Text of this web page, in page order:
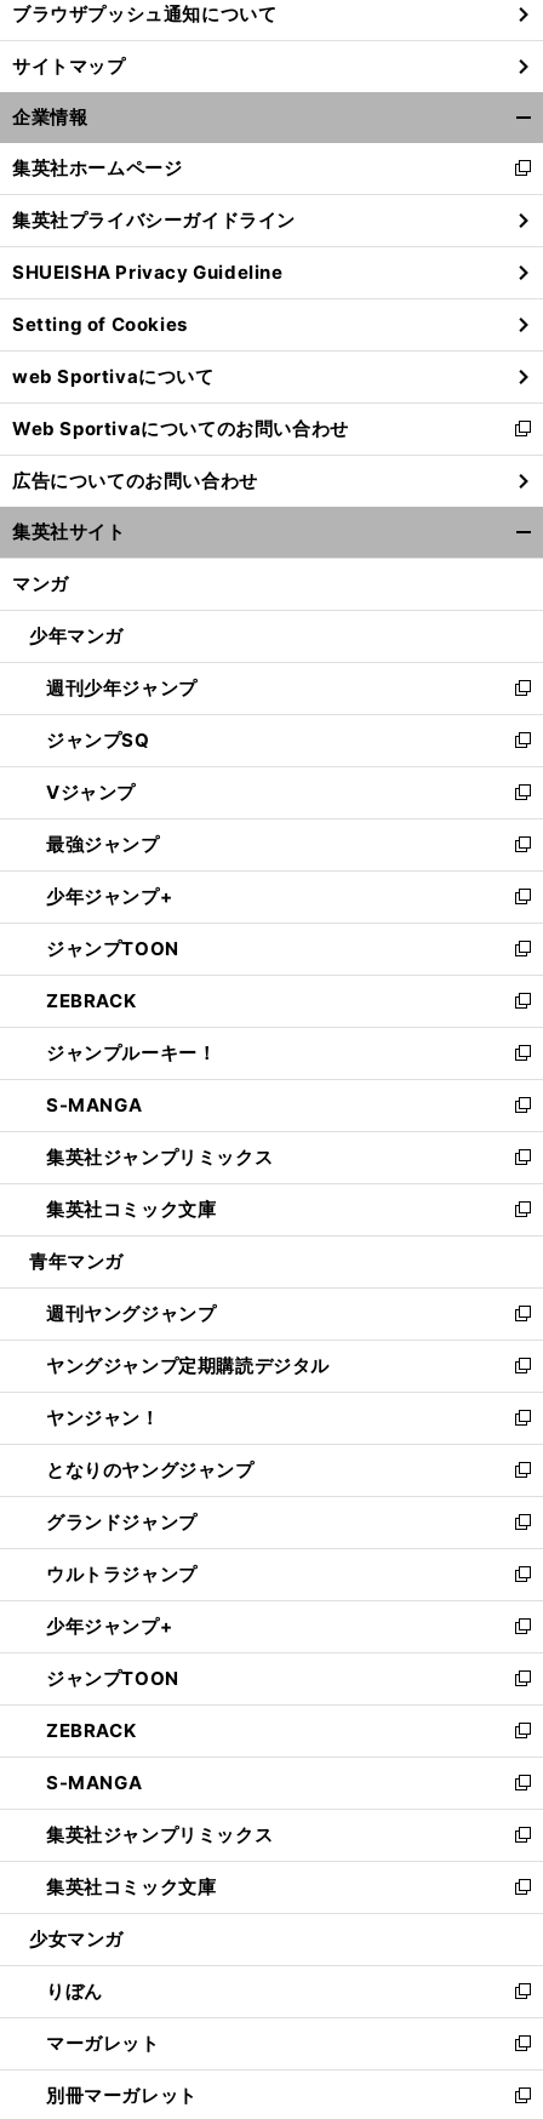
前
へ
ブラウザプッシュ通知について
サイトマップ
企業情報
閉
る
集英社ホームページ
新
し
い
ウ
ィ
ン
ド
ウ
で
開
く
集英社プライバシーガイドライン
SHUEISHA Privacy Guideline
Setting of Cookies
web Sportivaについて
Web Sportivaについてのお問い合わせ
新
し
い
ウ
ィ
ン
ウ
開
く
広告についてのお問い合わせ
集英社サイト
マンガ
少年マンガ
週刊少年ジャンプ
新
し
い
ウ
ィ
ン
ド
ウ
で
開
く
ジャンプSQ
新
し
い
ウ
ィ
ン
ド
ウ
で
開
く
Vジャンプ
新
し
い
ウ
ィ
ン
ド
ウ
で
開
く
最強ジャンプ
新
し
い
ウ
ィ
ン
ド
ウ
で
開
く
少年ジャンプ+
新
し
い
ウ
ィ
ン
ド
ウ
で
開
く
ジャンプTOON
新
し
い
ウ
ィ
ン
ド
ウ
で
開
く
ZEBRACK
新
し
い
ウ
ィ
ン
ド
ウ
で
開
ジャンプルーキー！
新
し
い
ウ
ィ
ン
ド
ウ
開
く
S-MANGA
新
し
い
ウ
ィ
ン
ウ
で
開
く
集英社ジャンプリミックス
新
し
い
ウ
ン
ド
ウ
で
開
く
集英社コミック文庫
新
し
ウ
ィ
ン
ド
ウ
で
開
く
青年マンガ
週刊ヤングジャンプ
新
し
い
ウ
ィ
ン
ド
ウ
で
開
く
ヤングジャンプ定期購読デジタル
新
し
い
ウ
ィ
ン
ド
ウ
で
開
く
ヤンジャン！
新
し
い
ウ
ィ
ン
ド
ウ
で
開
く
となりのヤングジャンプ
新
し
い
ウ
ィ
ン
ド
ウ
で
開
く
グランドジャンプ
新
し
い
ウ
ィ
ン
ド
ウ
で
開
く
ウルトラジャンプ
新
し
い
ウ
ィ
ン
ド
ウ
で
開
く
少年ジャンプ+
新
し
い
ウ
ィ
ン
ド
ウ
で
開
く
ジャンプTOON
新
し
い
ウ
ィ
ン
ド
ウ
で
開
ZEBRACK
新
し
い
ウ
ィ
ン
ド
ウ
開
く
S-MANGA
新
し
い
ウ
ィ
ン
ウ
で
開
く
集英社ジャンプリミックス
新
し
い
ウ
ン
ド
ウ
で
開
く
集英社コミック文庫
新
し
ウ
ィ
ン
ド
ウ
で
少女マンガ
りぼん
新
し
い
ウ
ィ
マーガレット
新
し
い
別冊マーガレット
新